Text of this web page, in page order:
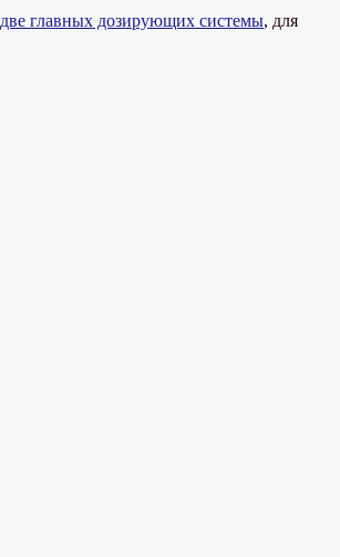
две главных дозирующих системы, для